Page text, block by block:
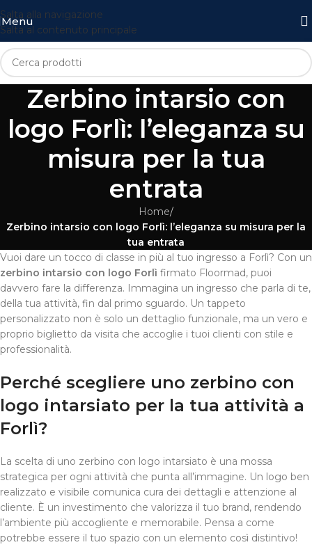
Salta alla navigazione
Salta al contenuto principale
Menu
Zerbino intarsio con
logo Forlì: l’eleganza su
misura per la tua
entrata
Home/
Zerbino intarsio con logo Forlì: l’eleganza su misura per la
tua entrata
Vuoi dare un tocco di classe in più al tuo ingresso a Forlì? Con un
zerbino intarsio con logo Forlì firmato Floormad, puoi
davvero fare la differenza. Immagina un ingresso che parla di te,
della tua attività, fin dal primo sguardo. Un tappeto
personalizzato non è solo un dettaglio funzionale, ma un vero e
proprio biglietto da visita che accoglie i tuoi clienti con stile e
professionalità.
Perché scegliere uno zerbino con
logo intarsiato per la tua attività a
Forlì?
La scelta di uno zerbino con logo intarsiato è una mossa
strategica per ogni attività che punta all’immagine. Un logo ben
realizzato e visibile comunica cura dei dettagli e attenzione al
cliente. È un investimento che valorizza il tuo brand, rendendo
l’ambiente più accogliente e memorabile. Pensa a come
potrebbe essere il tuo spazio con un elemento così distintivo!